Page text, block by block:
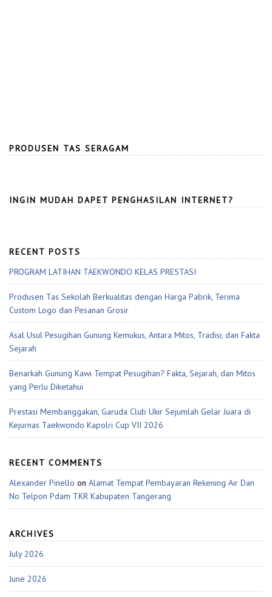
PRODUSEN TAS SERAGAM
INGIN MUDAH DAPET PENGHASILAN INTERNET?
RECENT POSTS
PROGRAM LATIHAN TAEKWONDO KELAS PRESTASI
Produsen Tas Sekolah Berkualitas dengan Harga Pabrik, Terima
Custom Logo dan Pesanan Grosir
Asal Usul Pesugihan Gunung Kemukus, Antara Mitos, Tradisi, dan Fakta
Sejarah
Benarkah Gunung Kawi Tempat Pesugihan? Fakta, Sejarah, dan Mitos
yang Perlu Diketahui
Prestasi Membanggakan, Garuda Club Ukir Sejumlah Gelar Juara di
Kejurnas Taekwondo Kapolri Cup VII 2026
RECENT COMMENTS
Alexander Pinello on Alamat Tempat Pembayaran Rekening Air Dan
No Telpon Pdam TKR Kabupaten Tangerang
ARCHIVES
July 2026
June 2026